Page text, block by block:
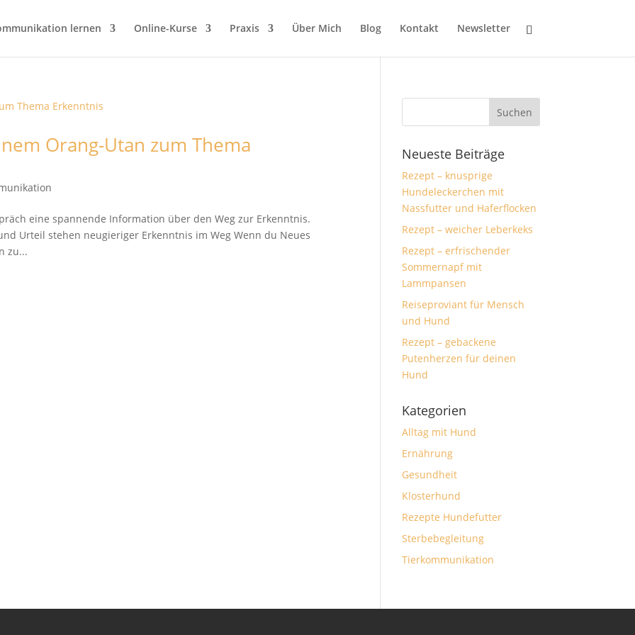
lernen Online-Kurse Praxis Über Mich Blog Kontakt Newsletter
Orang-Utan zum Thema
eine spannende Information über den Weg zur Erkenntnis.
Urteil stehen neugieriger Erkenntnis im Weg Wenn du Neues
zu...
Neueste Beiträge
Rezept – knusprige
Hundeleckerchen mit
Nassfutter und Haferflocken
Rezept – weicher Leberkeks
Rezept – erfrischender
Sommernapf mit
Lammpansen
Reiseproviant für Mensch
und Hund
Rezept – gebackene
Putenherzen für deinen
Hund
Kategorien
Alltag mit Hund
Ernährung
Gesundheit
Klosterhund
Rezepte Hundefutter
Sterbebegleitung
Tierkommunikation